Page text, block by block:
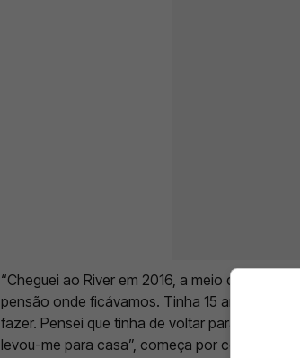
“Cheguei ao River em 2016, a meio do ano e
pensão onde ficávamos. Tinha 15 anos e não
fazer. Pensei que tinha de voltar para
levou-me para casa”, começa por contar o